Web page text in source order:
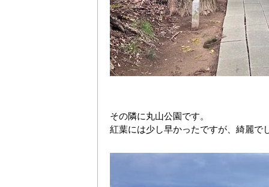
その隣に丸山公園です。
紅葉には少し早かったですが、綺麗で